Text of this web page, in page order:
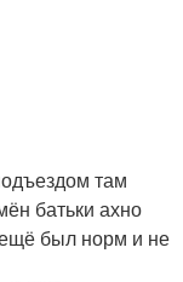
там
батьки ахно
был норм и не